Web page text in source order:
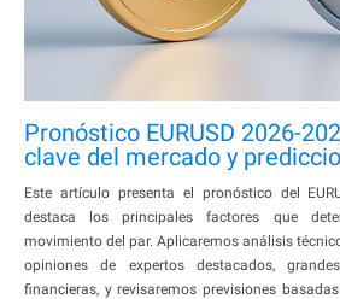
Pronóstico EURUSD 2026-
clave del mercado y
Este artículo presenta el pronóstico del
destaca los principales factores que
movimiento del par. Aplicaremos análisis
opiniones de expertos destacados,
financieras, y revisaremos previsiones